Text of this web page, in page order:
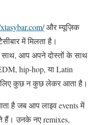
और म्यूज़िक
में मिलता है।
साथ, आप अपने दोस्तों के साथ
hip-hop, या Latin
लिए कुछ न कुछ लेकर आता है।
है जब आप लाइव events में
हैं। उनके नए remixes,